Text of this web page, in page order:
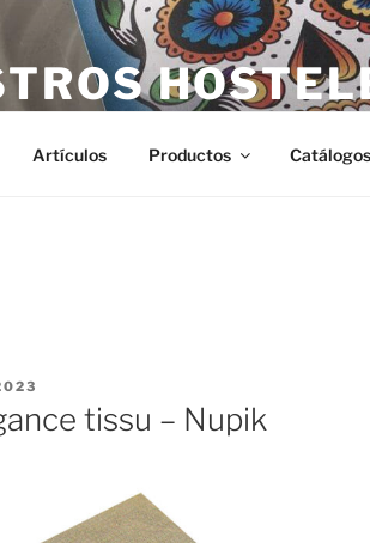
Artículos Productos Catálogos
tissu – Nupik